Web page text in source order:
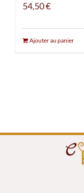
54,50€
Ajouter au panier